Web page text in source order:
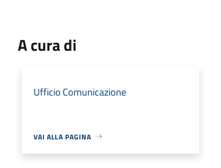
A cura di
Ufficio Comunicazione
VAI ALLA PAGINA